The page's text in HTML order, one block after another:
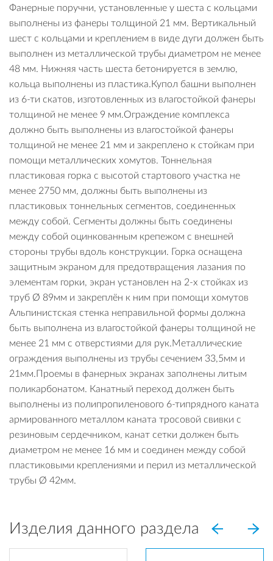
Фанерные поручни, установленные у шеста с кольцами
выполнены из фанеры толщиной 21 мм. Вертикальный
шест с кольцами и креплением в виде дуги должен быть
выполнен из металлической трубы диаметром не менее
48 мм. Нижняя часть шеста бетонируется в землю,
кольца выполнены из пластика.Купол башни выполнен
из 6-ти скатов, изготовленных из влагостойкой фанеры
толщиной не менее 9 мм.Ограждение комплекса
должно быть выполнены из влагостойкой фанеры
толщиной не менее 21 мм и закреплено к стойкам при
помощи металлических хомутов. Тоннельная
пластиковая горка с высотой стартового участка не
менее 2750 мм, должны быть выполнены из
пластиковых тоннельных сегментов, соединенных
между собой. Сегменты должны быть соединены
между собой оцинкованным крепежом с внешней
стороны трубы вдоль конструкции. Горка оснащена
защитным экраном для предотвращения лазания по
элементам горки, экран установлен на 2-х стойках из
труб Ø 89мм и закреплён к ним при помощи хомутов
Альпинистская стенка неправильной формы должна
быть выполнена из влагостойкой фанеры толщиной не
менее 21 мм с отверстиями для рук.Металлические
ограждения выполнены из трубы сечением 33,5мм и
21мм.Проемы в фанерных экранах заполнены литым
поликарбонатом. Канатный переход должен быть
выполнены из полипропиленового 6-типрядного каната
армированного металлом каната тросовой свивки с
резиновым сердечником, канат сетки должен быть
диаметром не менее 16 мм и соединен между собой
пластиковыми креплениями и перил из металлической
трубы Ø 42мм.
Изделия данного раздела